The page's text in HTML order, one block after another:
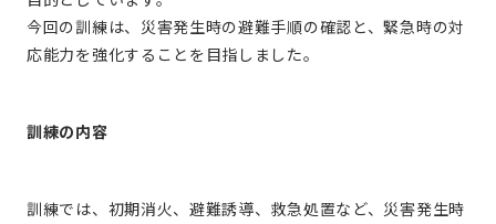
今回の訓練は、災害発生時の避難手順の確認と、緊急時の対
応能力を強化することを目指しました。
訓練の内容
訓練では、初期消火、避難誘導、救急処置など、災害発生時